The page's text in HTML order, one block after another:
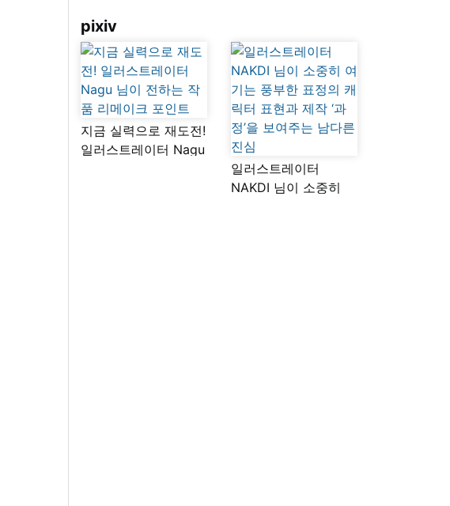
pixiv
지금 실력으로 재도전!
일러스트레이터 Nagu
일러스트레이터
NAKDI 님이 소중히